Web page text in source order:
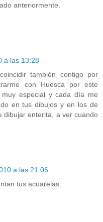
anteriormente.
a las 13:28
también contigo por
con Huesca por este
especial y cada día me
en tus dibujos y en los de
dibujar enterita, a ver cuando
a las 21:06
tus acuarelas.